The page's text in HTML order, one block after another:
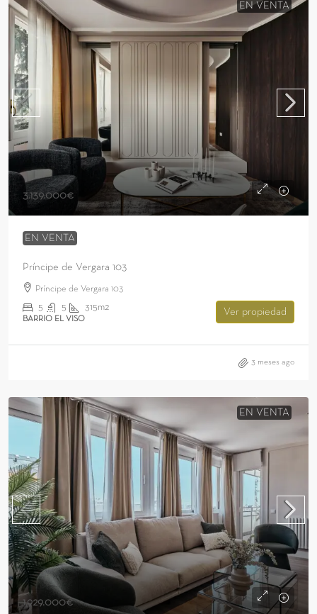
EN VENTA
3.139.000€
EN VENTA
Príncipe de Vergara 103
Príncipe de Vergara 103
5 5 315m2
BARRIO EL VISO
Ver propiedad
3 meses ago
EN VENTA
1.929.000€